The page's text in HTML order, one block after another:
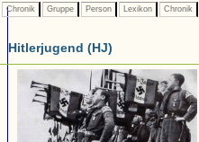
Chronik Gruppe Person Lexikon Chronik
Hitlerjugend (HJ)